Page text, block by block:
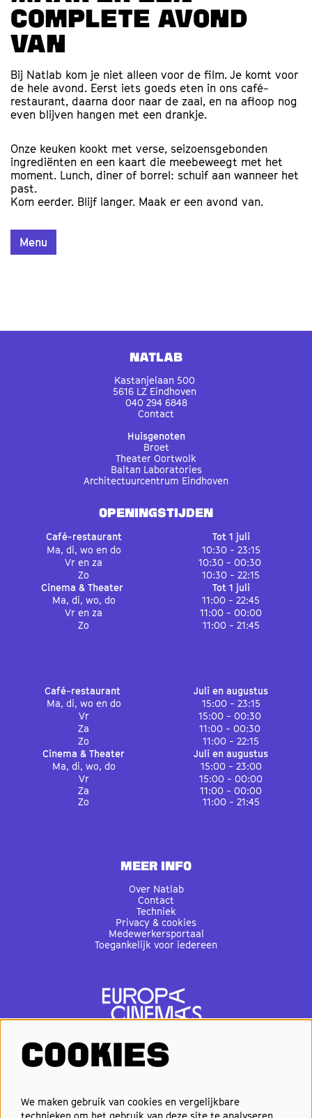
complete avond
van
Bij Natlab kom je niet alleen voor de film. Je komt voor
de hele avond. Eerst iets goeds eten in ons café-
restaurant, daarna door naar de zaal, en na afloop nog
even blijven hangen met een drankje.
Onze keuken kookt met verse, seizoensgebonden
ingrediënten en een kaart die meebeweegt met het
moment. Lunch, diner of borrel: schuif aan wanneer het
past.
Kom eerder. Blijf langer. Maak er een avond van.
Menu
Natlab
Kastanjelaan 500
5616 LZ Eindhoven
040 294 6848
Contact
Huisgenoten
Broet
Theater Oortwolk
Baltan Laboratories
Architectuurcentrum Eindhoven
OPENINGSTIJDEN
Café-restaurant
Tot 1 juli
Ma, di, wo en do
10:30 - 23:15
Vr en za
10:30 - 00:30
Zo
10:30 - 22:15
Cinema & Theater
Tot 1 juli
Ma, di, wo, do
11:00 - 22:45
Vr en za
11:00 - 00:00
Zo
11:00 - 21:45
Café-restaurant
Juli en augustus
Ma, di, wo en do
15:00 - 23:15
Vr
15:00 - 00:30
Za
11:00 - 00:30
Zo
11:00 - 22:15
Cinema & Theater
Juli en augustus
Ma, di, wo, do
15:00 - 23:00
Vr
15:00 - 00:00
Za
11:00 - 00:00
Zo
11:00 - 21:45
MEER INFO
Over Natlab
Contact
Techniek
Privacy & cookies
Medewerkersportaal
Toegankelijk voor iedereen
COOKIES
We maken gebruik van cookies en vergelijkbare
technieken om het gebruik van deze site te analyseren,